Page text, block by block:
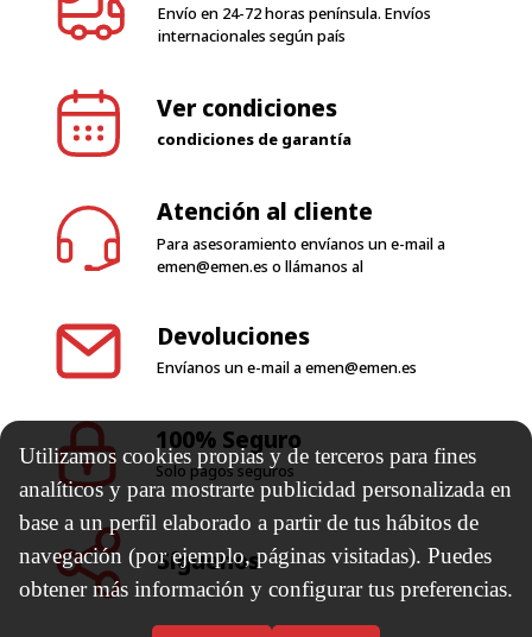
Envío en 24-72 horas península. Envíos
internacionales según país
Ver condiciones
condiciones de garantía
Atención al cliente
Para asesoramiento envíanos un e-mail a
emen@emen.es o llámanos al
Devoluciones
Envíanos un e-mail aemen@emen.es
100% Seguro
Solo pagos seguros
Síguenos
Utilizamos cookies propias y de terceros para fines
analíticos y para mostrarte publicidad personalizada en
base a un perfil elaborado a partir de tus hábitos de
navegación (por ejemplo, páginas visitadas). Puedes
obtener más información y configurar tus preferencias.